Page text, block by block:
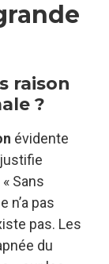
raison
?
évidente
Sans
n’a pas
pas. Les
du